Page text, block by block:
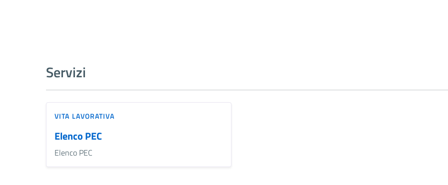
Servizi
VITA LAVORATIVA
Elenco PEC
Elenco PEC